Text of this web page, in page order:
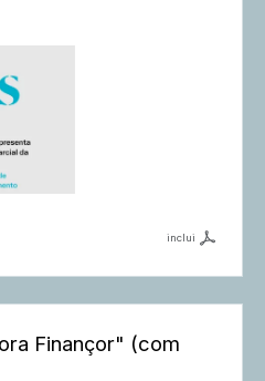
inclui
Finançor" (com